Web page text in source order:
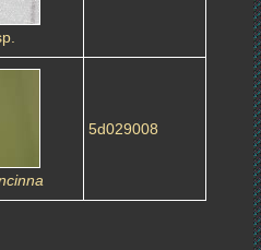
5d029008